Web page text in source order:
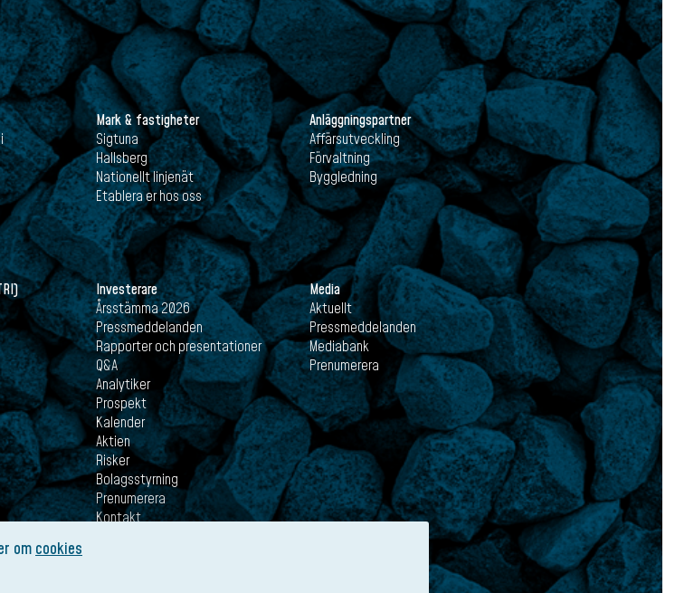
Mark & fastigheter
Sigtuna
Hallsberg
Nationellt linjenät
Etablera er hos oss
Anläggningspartner
Affärsutveckling
Förvaltning
Byggledning
Investerare
Årsstämma 2026
Pressmeddelanden
Rapporter och presentationer
Q&A
Analytiker
Prospekt
Kalender
Aktien
Risker
Bolagsstyrning
Prenumerera
Kontakt
Media
Aktuellt
Pressmeddelanden
Mediabank
Prenumerera
omcookies